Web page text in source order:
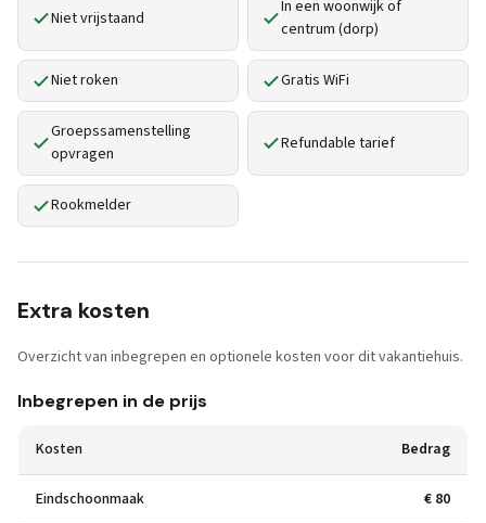
Niet vrijstaand
In een woonwijk of
centrum (dorp)
Niet roken Gratis WiFi
Groepssamenstelling
opvragen
Refundable tarief
Rookmelder
Extra kosten
Overzicht van inbegrepen en optionele kosten voor dit vakantiehuis.
Inbegrepen in de prijs
Kosten Bedrag
Eindschoonmaak € 80